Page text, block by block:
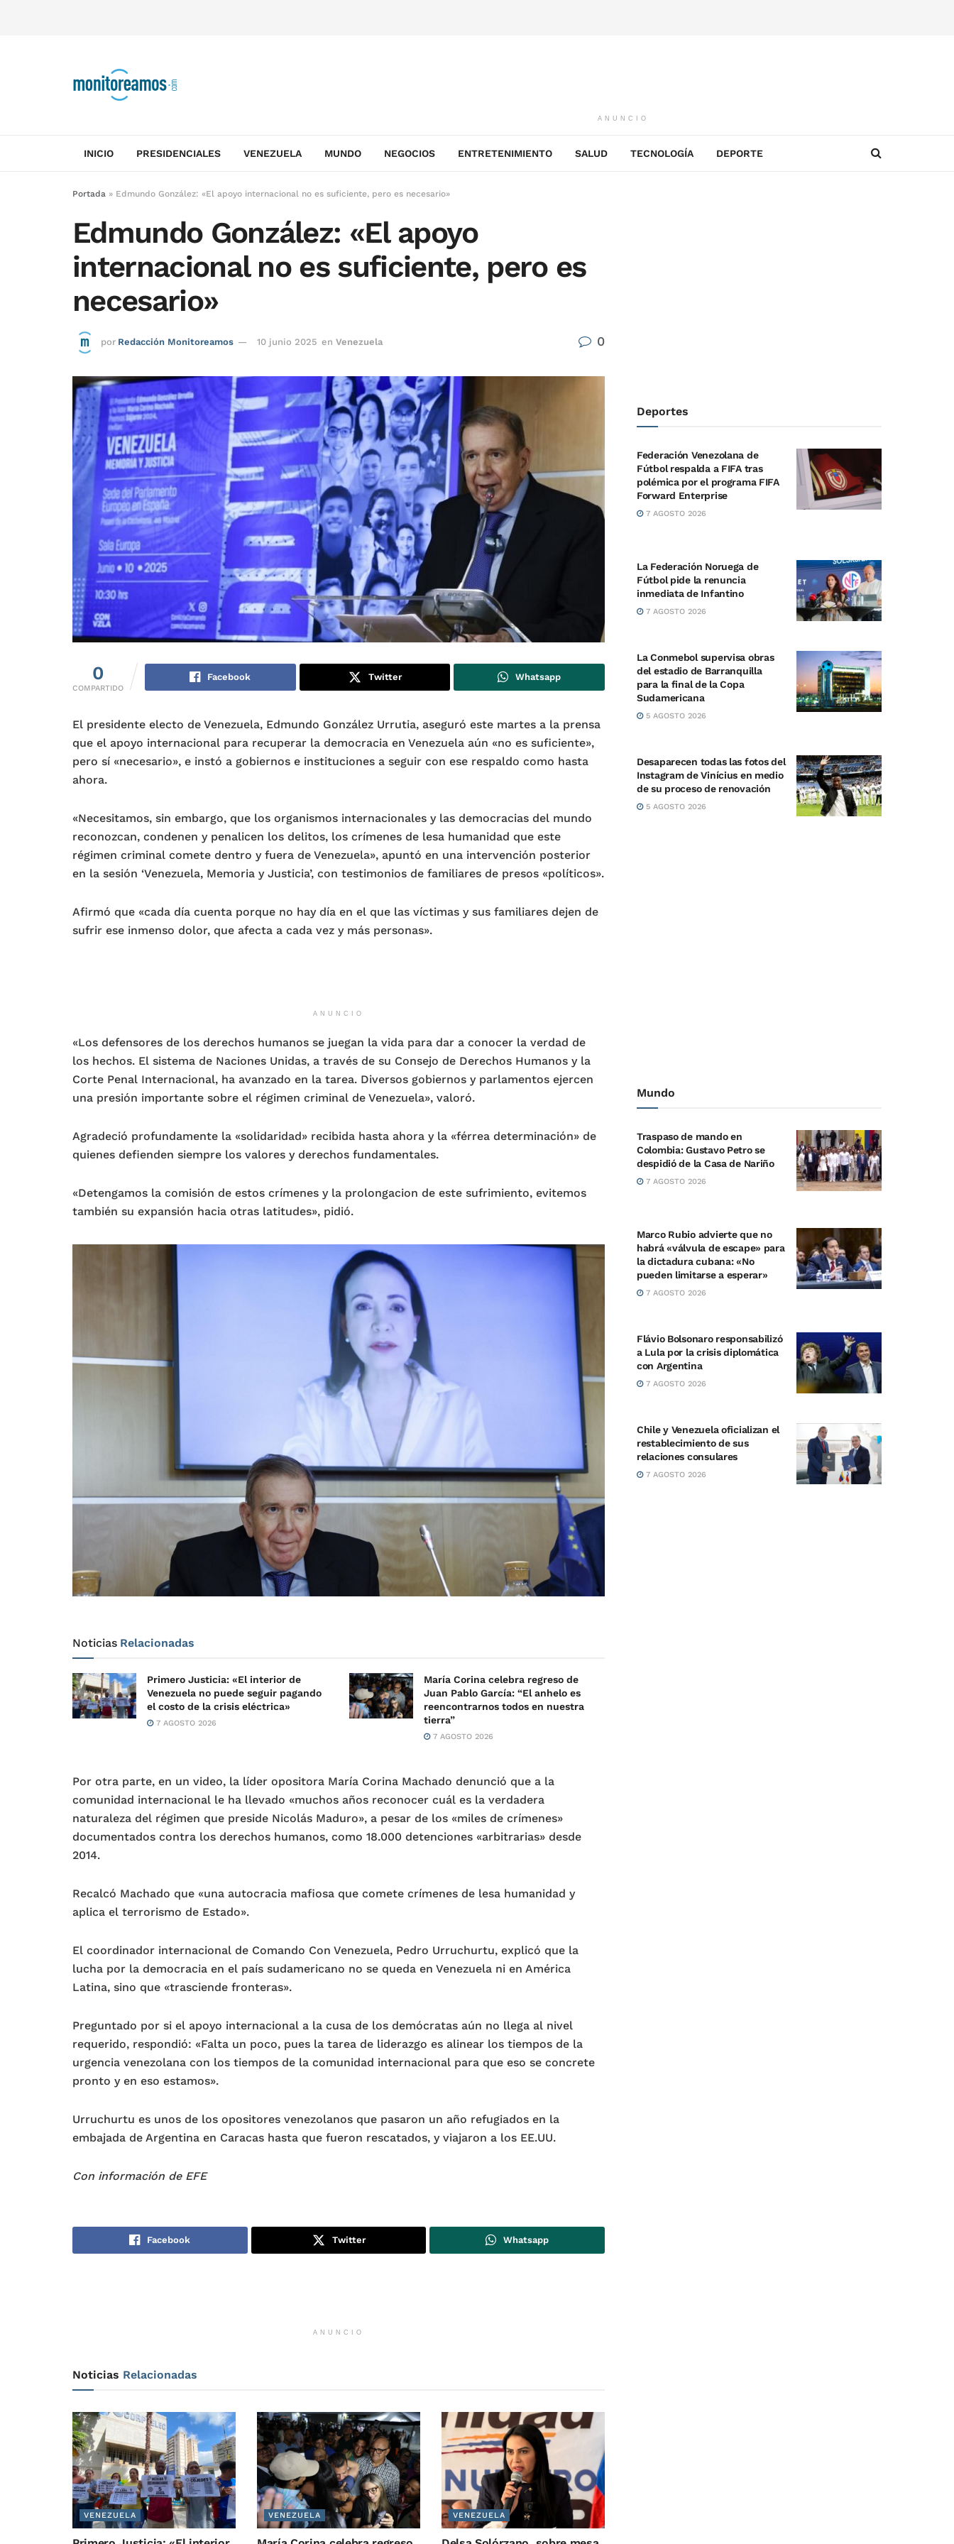
ANUNCIO
INICIO PRESIDENCIALES VENEZUELA MUNDO NEGOCIOS ENTRETENIMIENTO SALUD TECNOLOGÍA DEPORTE
Portada » Edmundo González: «El apoyo internacional no es suficiente, pero es necesario»
Edmundo González: «El apoyo
internacional no es suficiente, pero es
necesario»
por Redacción Monitoreamos 10 junio 2025 en Venezuela 0
0
COMPARTIDO
Facebook Twitter Whatsapp
El presidente electo de Venezuela, Edmundo González Urrutia, aseguró este martes a la prensa
que el apoyo internacional para recuperar la democracia en Venezuela aún «no es suficiente»,
pero sí «necesario», e instó a gobiernos e instituciones a seguir con ese respaldo como hasta
ahora.
«Necesitamos, sin embargo, que los organismos internacionales y las democracias del mundo
reconozcan, condenen y penalicen los delitos, los crímenes de lesa humanidad que este
régimen criminal comete dentro y fuera de Venezuela», apuntó en una intervención posterior
en la sesión ‘Venezuela, Memoria y Justicia’, con testimonios de familiares de presos «políticos».
Afirmó que «cada día cuenta porque no hay día en el que las víctimas y sus familiares dejen de
sufrir ese inmenso dolor, que afecta a cada vez y más personas».
ANUNCIO
«Los defensores de los derechos humanos se juegan la vida para dar a conocer la verdad de
los hechos. El sistema de Naciones Unidas, a través de su Consejo de Derechos Humanos y la
Corte Penal Internacional, ha avanzado en la tarea. Diversos gobiernos y parlamentos ejercen
una presión importante sobre el régimen criminal de Venezuela», valoró.
Agradeció profundamente la «solidaridad» recibida hasta ahora y la «férrea determinación» de
quienes defienden siempre los valores y derechos fundamentales.
«Detengamos la comisión de estos crímenes y la prolongacion de este sufrimiento, evitemos
también su expansión hacia otras latitudes», pidió.
Noticias Relacionadas
Primero Justicia: «El interior de
Venezuela no puede seguir pagando
el costo de la crisis eléctrica»
7 AGOSTO 2026
María Corina celebra regreso de
Juan Pablo García: “El anhelo es
reencontrarnos todos en nuestra
tierra”
7 AGOSTO 2026
Por otra parte, en un video, la líder opositora María Corina Machado denunció que a la
comunidad internacional le ha llevado «muchos años reconocer cuál es la verdadera
naturaleza del régimen que preside Nicolás Maduro», a pesar de los «miles de crímenes»
documentados contra los derechos humanos, como 18.000 detenciones «arbitrarias» desde
2014.
Recalcó Machado que «una autocracia mafiosa que comete crímenes de lesa humanidad y
aplica el terrorismo de Estado».
El coordinador internacional de Comando Con Venezuela, Pedro Urruchurtu, explicó que la
lucha por la democracia en el país sudamericano no se queda en Venezuela ni en América
Latina, sino que «trasciende fronteras».
Preguntado por si el apoyo internacional a la cusa de los demócratas aún no llega al nivel
requerido, respondió: «Falta un poco, pues la tarea de liderazgo es alinear los tiempos de la
urgencia venezolana con los tiempos de la comunidad internacional para que eso se concrete
pronto y en eso estamos».
Urruchurtu es unos de los opositores venezolanos que pasaron un año refugiados en la
embajada de Argentina en Caracas hasta que fueron rescatados, y viajaron a los EE.UU.
Con información de EFE
Facebook Twitter Whatsapp
ANUNCIO
Noticias Relacionadas
VENEZUELA VENEZUELA VENEZUELA
Deportes
Federación Venezolana de
Fútbol respalda a FIFA tras
polémica por el programa FIFA
Forward Enterprise
7 AGOSTO 2026
La Federación Noruega de
Fútbol pide la renuncia
inmediata de Infantino
7 AGOSTO 2026
La Conmebol supervisa obras
del estadio de Barranquilla
para la final de la Copa
Sudamericana
5 AGOSTO 2026
Desaparecen todas las fotos del
Instagram de Vinícius en medio
de su proceso de renovación
5 AGOSTO 2026
Mundo
Traspaso de mando en
Colombia: Gustavo Petro se
despidió de la Casa de Nariño
7 AGOSTO 2026
Marco Rubio advierte que no
habrá «válvula de escape» para
la dictadura cubana: «No
pueden limitarse a esperar»
7 AGOSTO 2026
Flávio Bolsonaro responsabilizó
a Lula por la crisis diplomática
con Argentina
7 AGOSTO 2026
Chile y Venezuela oficializan el
restablecimiento de sus
relaciones consulares
7 AGOSTO 2026